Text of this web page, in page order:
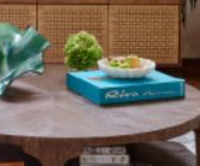
luego, “Enso”